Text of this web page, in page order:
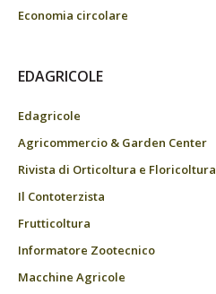
Economia circolare
EDAGRICOLE
Edagricole
Agricommercio & Garden Center
Rivista di Orticoltura e Floricoltura
Il Contoterzista
Frutticoltura
Informatore Zootecnico
Macchine Agricole